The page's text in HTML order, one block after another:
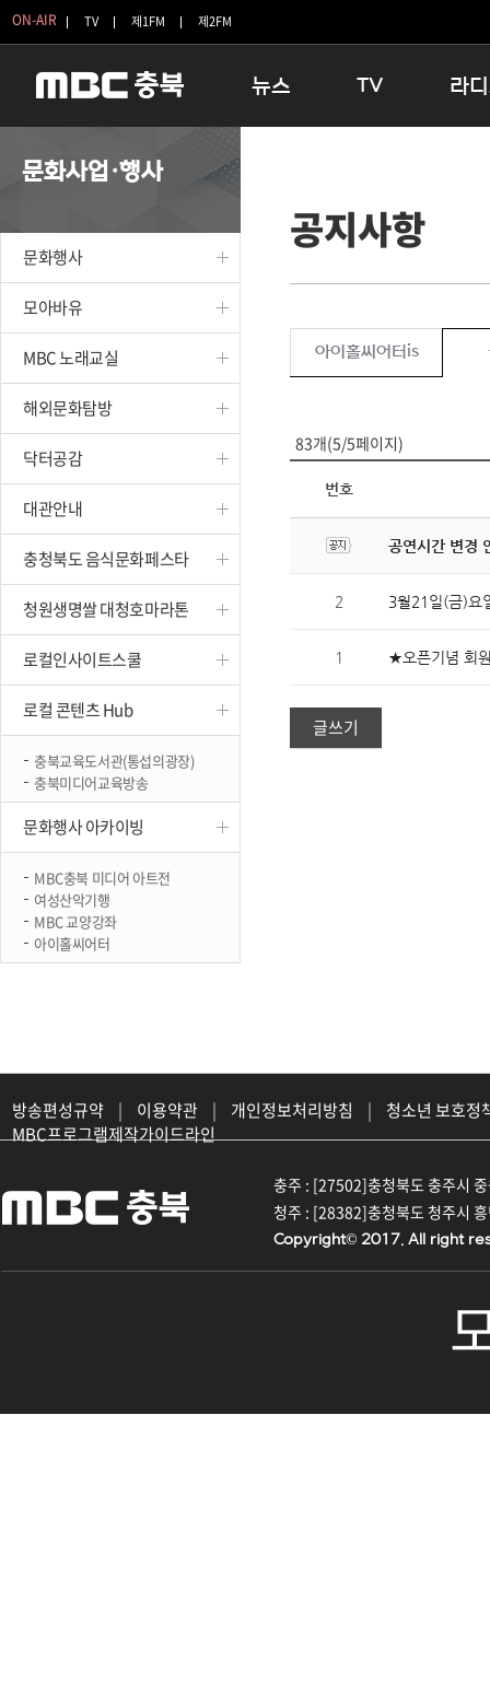
ON-AIR TV 제1FM 제2FM
뉴스
보은
옥천
TV
인생내컷
테마기행 길
시청자 FLEX
특집프로그램
라
문화사업·행사
문화행사
모아바유
MBC 노래교실
해외문화탐방
닥터공감
대관안내
충청북도 음식문화페스타
청원생명쌀 대청호마라톤
로컬인사이트스쿨
로컬 콘텐츠 Hub
충북교육도서관(통섭의광장)
충북미디어교육방송
문화행사 아카이빙
MBC충북 미디어 아트전
여성산악기행
MBC 교양강좌
아이홀씨어터
공지사항
아이홀씨어터is
83개(5/5페이지)
번호
공연시간 변경
2 3월21일(금)요
1 ★오픈기념 회
글쓰기
방송편성규약 | 이용약관 | 개인정보처리방침 |
청소년 보호정
MBC프로그램제작가이드라인
충주 : [27502]충청북도 충주시
청주 : [28382]충청북도 청주시
Copyright© 2017. All right